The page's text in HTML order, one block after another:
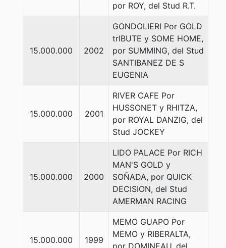
por ROY, del Stud R.T.
15.000.000 2002
GONDOLIERI Por GOLD
trIBUTE y SOME HOME,
por SUMMING, del Stud
SANTIBANEZ DE S
EUGENIA
15.000.000 2001
RIVER CAFE Por
HUSSONET y RHITZA,
por ROYAL DANZIG, del
Stud JOCKEY
15.000.000 2000
LIDO PALACE Por RICH
MAN'S GOLD y
SOÑADA, por QUICK
DECISION, del Stud
AMERMAN RACING
15.000.000 1999
MEMO GUAPO Por
MEMO y RIBERALTA,
por DOMINEAU, del